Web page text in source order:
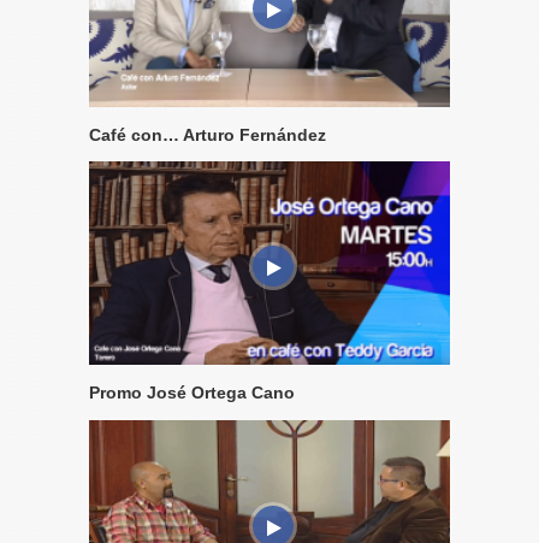
Café con… Arturo Fernández
Promo José Ortega Cano